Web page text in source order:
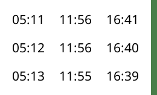
05:11 11:56 16:41
05:12 11:56 16:40
05:13 11:55 16:39